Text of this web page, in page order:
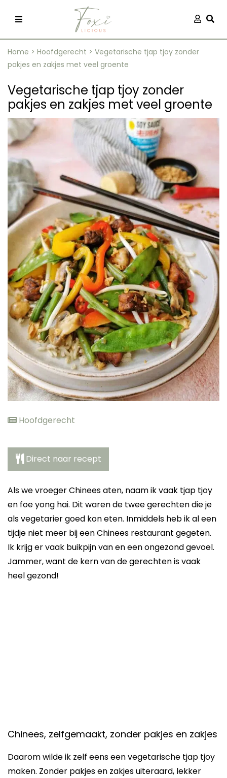
kleding
Home > Hoofdgerecht > Vegetarische tjap tjoy zonder
pakjes en zakjes met veel groente
Vegetarische tjap tjoy zonder
pakjes en zakjes met veel groente
Hoofdgerecht
Direct naar recept
Als we vroeger Chinees aten, naam ik vaak tjap tjoy
en foe yong hai. Dit waren de twee gerechten die je
als vegetarier goed kon eten. Inmiddels heb ik al een
tijdje niet meer bij een Chinees restaurant gegeten.
Ik krijg er vaak buikpijn van en een ongezond gevoel.
Jammer, want de kern van de gerechten is vaak
heel gezond!
Chinees, zelfgemaakt, zonder pakjes en zakjes
Daarom wilde ik zelf eens een vegetarische tjap tjoy
maken. Zonder pakjes en zakjes uiteraard, lekker